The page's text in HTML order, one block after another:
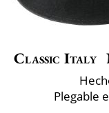
Classic Italy
Plegable